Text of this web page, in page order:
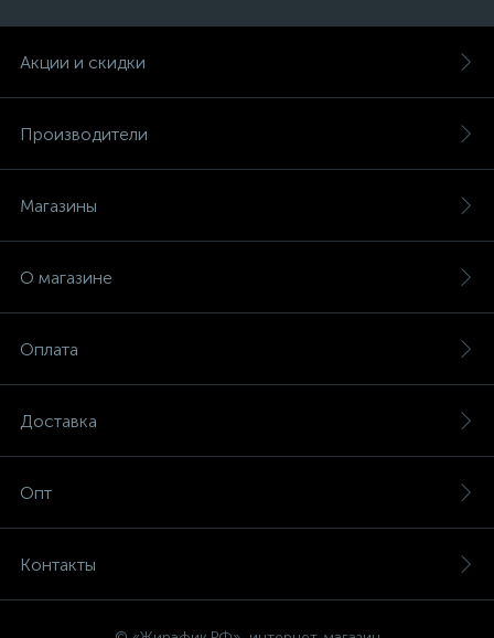
Акции и скидки
Производители
Магазины
О магазине
Оплата
Доставка
Опт
Контакты